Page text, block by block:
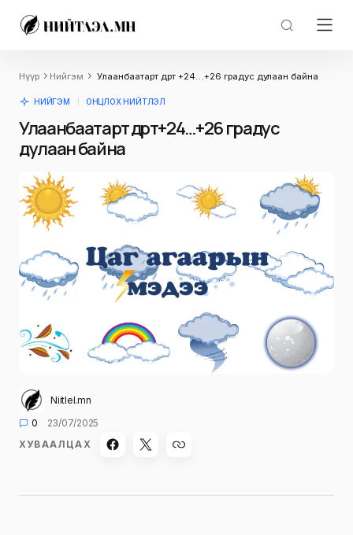
Нүүр Нийгэм Улаанбаатарт өдөртөө +24…+26 градус дулаан байна
НИЙГЭМ ОНЦЛОХ НИЙТЛЭЛ
Улаанбаатарт өдөртөө +24…+26 градус
дулаан байна
Niitlel.mn
0
23/07/2025
ХУВААЛЦАХ